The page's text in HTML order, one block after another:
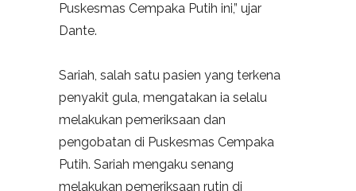
Puskesmas Cempaka Putih ini,” ujar
Dante.
Sariah, salah satu pasien yang terkena
penyakit gula, mengatakan ia selalu
melakukan pemeriksaan dan
pengobatan di Puskesmas Cempaka
Putih. Sariah mengaku senang
melakukan pemeriksaan rutin di